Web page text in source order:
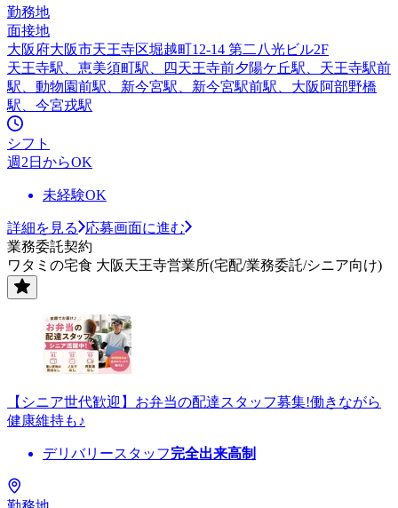
勤務地
面接地
大阪府大阪市天王寺区堀越町12-14 第二八光ビル2F
天王寺駅、恵美須町駅、四天王寺前夕陽ケ丘駅、天王寺駅前
駅、動物園前駅、新今宮駅、新今宮駅前駅、大阪阿部野橋
駅、今宮戎駅
シフト
週2日からOK
未経験OK
詳細を見る
応募画面に進む
業務委託契約
ワタミの宅食 大阪天王寺営業所(宅配/業務委託/シニア向け)
【シニア世代歓迎】お弁当の配達スタッフ募集!働きながら
健康維持も♪
デリバリースタッフ完全出来高制